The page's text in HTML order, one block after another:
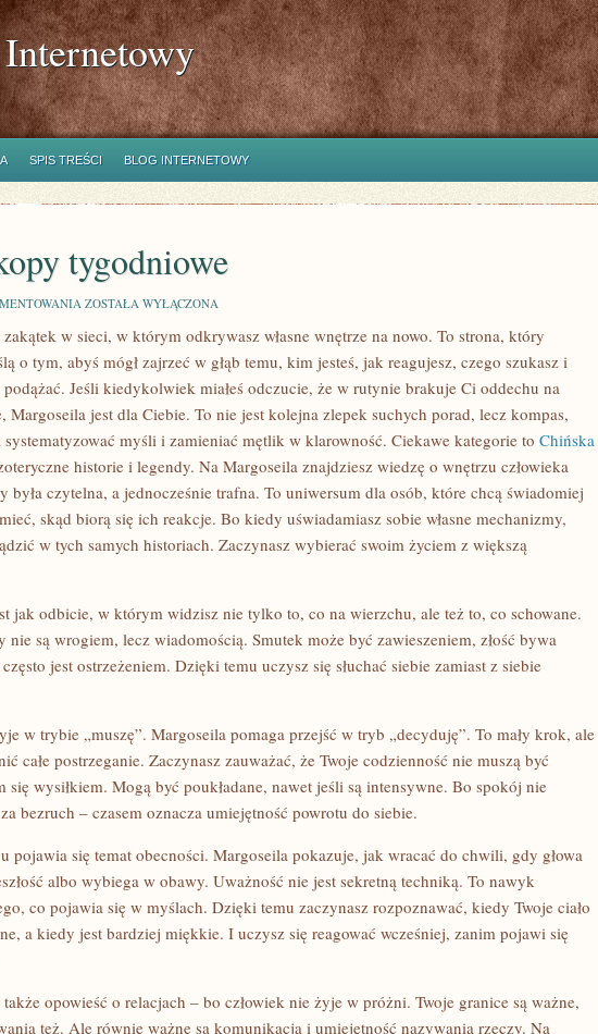
SPIS TREŚCI BLOG INTERNETOWY
tygodniowe
HOROSKOPY
ZOSTAŁA WYŁĄCZONA
w sieci, w którym odkrywasz własne wnętrze na nowo. To strona, który
o tym, abyś mógł zajrzeć w głąb temu, kim jesteś, jak reagujesz, czego szukasz i
Jeśli kiedykolwiek miałeś odczucie, że w rutynie brakuje Ci oddechu na
Margoseila jest dla Ciebie. To nie jest kolejna zlepek suchych porad, lecz kompas,
systematyzować myśli i zamieniać mętlik w klarowność. Ciekawe kategorie to Chińska
historie i legendy. Na Margoseila znajdziesz wiedzę o wnętrzu człowieka
była czytelna, a jednocześnie trafna. To uniwersum dla osób, które chcą świadomiej
skąd biorą się ich reakcje. Bo kiedy uświadamiasz sobie własne mechanizmy,
w tych samych historiach. Zaczynasz wybierać swoim życiem z większą
jak odbicie, w którym widzisz nie tylko to, co na wierzchu, ale też to, co schowane.
nie są wrogiem, lecz wiadomością. Smutek może być zawieszeniem, złość bywa
jest ostrzeżeniem. Dzięki temu uczysz się słuchać siebie zamiast z siebie
w trybie „muszę”. Margoseila pomaga przejść w tryb „decyduję”. To mały krok, ale
całe postrzeganie. Zaczynasz zauważać, że Twoje codzienność nie muszą być
się wysiłkiem. Mogą być poukładane, nawet jeśli są intensywne. Bo spokój nie
bezruch – czasem oznacza umiejętność powrotu do siebie.
pojawia się temat obecności. Margoseila pokazuje, jak wracać do chwili, gdy głowa
albo wybiega w obawy. Uważność nie jest sekretną techniką. To nawyk
co pojawia się w myślach. Dzięki temu zaczynasz rozpoznawać, kiedy Twoje ciało
a kiedy jest bardziej miękkie. I uczysz się reagować wcześniej, zanim pojawi się
opowieść o relacjach – bo człowiek nie żyje w próżni. Twoje granice są ważne,
też. Ale równie ważne są komunikacja i umiejętność nazywania rzeczy. Na